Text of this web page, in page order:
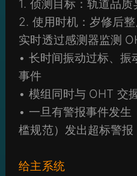
1. 侦测目标：轨道品质
2. 使用时机：岁修后
实时透过感测器监测
• 长时间振动过标、振
事件
• 模组同时与 OHT 交
• 一旦有警报事件发生
槛规范）发出超标警报
给主系统